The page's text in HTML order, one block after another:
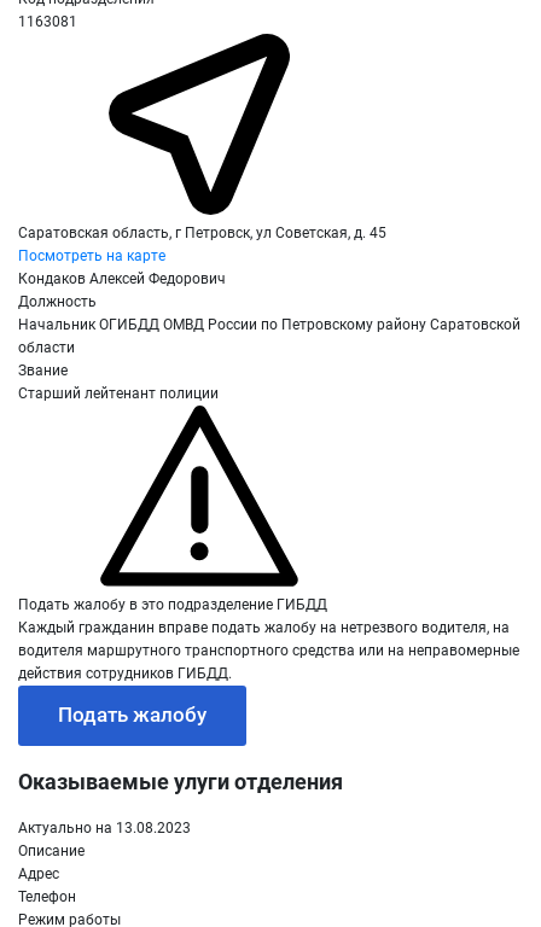
1163081
Саратовская область, г Петровск, ул Советская, д. 45
Посмотреть на карте
Кондаков Алексей Федорович
Должность
Начальник ОГИБДД ОМВД России по Петровскому району Саратовской
области
Звание
Старший лейтенант полиции
Подать жалобу в это подразделение ГИБДД
Каждый гражданин вправе подать жалобу на нетрезвого водителя, на
водителя маршрутного транспортного средства или на неправомерные
действия сотрудников ГИБДД.
Подать жалобу
Оказываемые улуги отделения
Актуально на 13.08.2023
Описание
Адрес
Телефон
Режим работы